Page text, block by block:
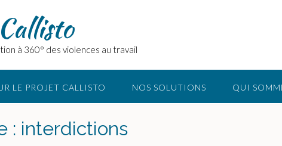
à 360° des violences au travail
LE PROJET CALLISTO NOS SOLUTIONS QUI
: interdictions